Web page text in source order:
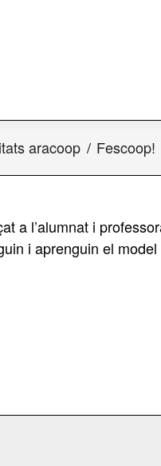
aracoop Fescoop!
a l’alumnat i
i aprenguin el